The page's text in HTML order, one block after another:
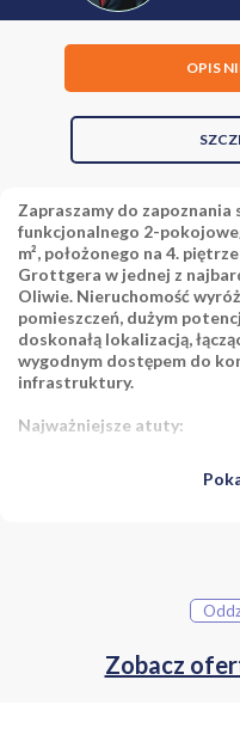
OPIS
Zapraszamy do zapoznania
funkcjonalnego 2-
m², położonego na 4.
Grottgera w jednej z
Oliwie. Nieruchomość
pomieszczeń, dużym
doskonałą lokalizacją,
wygodnym dostępem do
infrastruktury.
Najważniejsze atuty:
Funkcjonalny układ 2
Wyremontowana
Piwnica o powierzchni
Mieszkanie
zdjęciach.
Zobacz